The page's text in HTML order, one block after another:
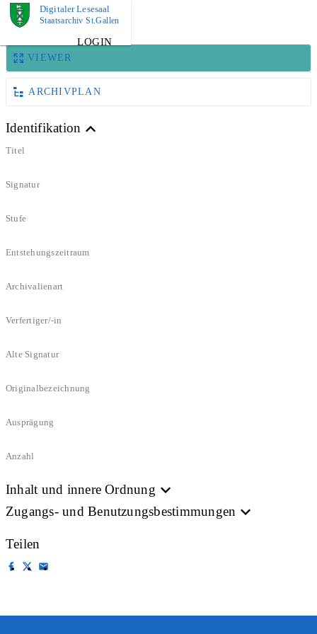
Digitaler Lesesaal
Staatsarchiv St.Gallen
LOGIN
BILD
VIEWER
ARCHIVPLAN
Identifikation
Titel
Signatur
Stufe
Entstehungszeitraum
Archivalienart
Verfertiger/-in
Alte Signatur
Originalbezeichnung
Ausprägung
Anzahl
Inhalt und innere Ordnung
Zugangs- und Benutzungsbestimmungen
Teilen